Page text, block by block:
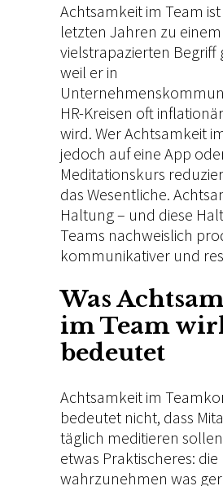
Achtsamkeit im Team
letzten Jahren zu einem
vielstrapazierten Begriff
weil er in
HR-Kreisen oft
wird. Wer Achtsamkeit
jedoch auf eine App
Meditationskurs
das Wesentliche.
Haltung – und diese
Teams nachweislich
kommunikativer und
Was
im Team
bedeutet
Achtsamkeit im
bedeutet nicht, dass
täglich meditieren
etwas Praktischeres: die
wahrzunehmen was